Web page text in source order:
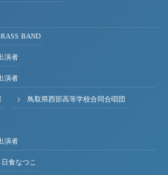
BAND
演者
演者
鳥取県西部高等学校合同合唱団
演者
日食なつこ